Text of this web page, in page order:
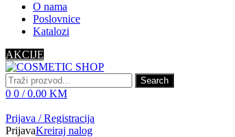
O nama
Poslovnice
Katalozi
AKCIJE
Search
0 0 / 0.00 KM
Prijava / Registracija
PrijavaKreiraj nalog